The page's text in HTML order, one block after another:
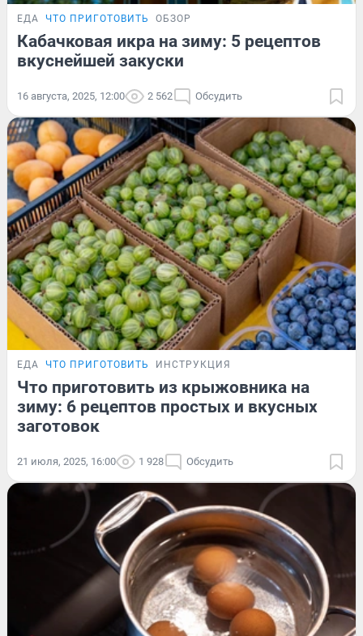
ЕДА ЧТО ПРИГОТОВИТЬ ОБЗОР
Кабачковая икра на зиму: 5 рецептов
вкуснейшей закуски
16 августа, 2025, 12:00 2 562 Обсудить
ЕДА ЧТО ПРИГОТОВИТЬ ИНСТРУКЦИЯ
Что приготовить из крыжовника на
зиму: 6 рецептов простых и вкусных
заготовок
21 июля, 2025, 16:00 1 928 Обсудить